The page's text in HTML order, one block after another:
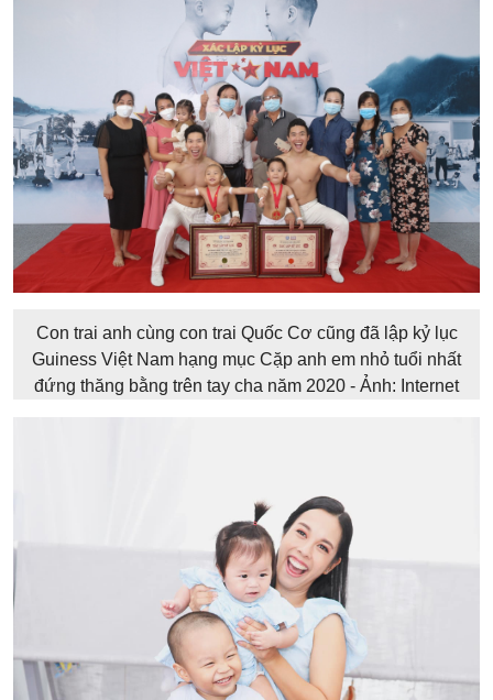
Con trai anh cùng con trai Quốc Cơ cũng đã lập kỷ lục
Guiness Việt Nam hạng mục Cặp anh em nhỏ tuổi nhất
đứng thăng bằng trên tay cha năm 2020 - Ảnh: Internet